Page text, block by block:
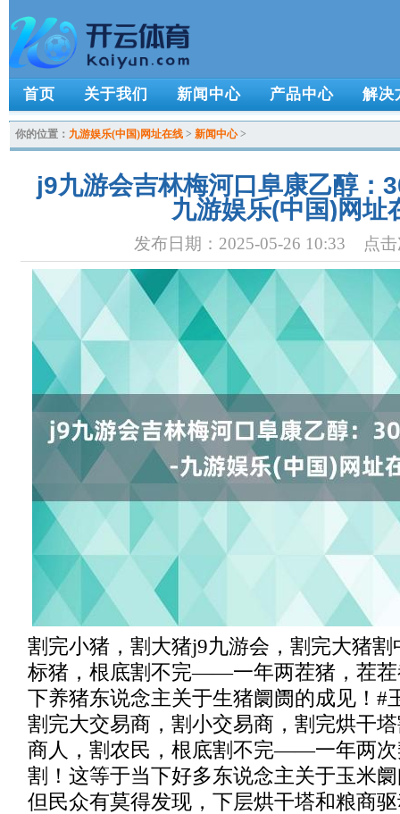
首页 关于我们 新闻中心 产品中心 解决
你的位置： 九游娱乐(中国)网址在线 > 新闻中心>
j9九游会吉林梅河口阜康乙醇：
九游娱乐(中国)网址
发布日期：2025-05-26 10:33 点击
割完小猪，割大猪j9九游会，割完大猪
标猪，根底割不完——一年两茬猪，茬茬
下养猪东说念主关于生猪阛阓的成见！#
割完大交易商，割小交易商，割完烘干
商人，割农民，根底割不完——一年两次
割！这等于当下好多东说念主关于玉米
但民众有莫得发现，下层烘干塔和粮商